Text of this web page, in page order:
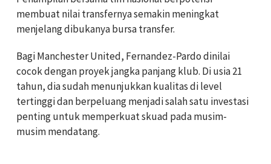
membuat nilai transfernya semakin meningkat
menjelang dibukanya bursa transfer.
Bagi Manchester United, Fernandez-Pardo dinilai
cocok dengan proyek jangka panjang klub. Di usia 21
tahun, dia sudah menunjukkan kualitas di level
tertinggi dan berpeluang menjadi salah satu investasi
penting untuk memperkuat skuad pada musim-
musim mendatang.